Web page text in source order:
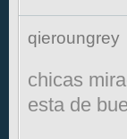
qieroungrey
chicas
esta de